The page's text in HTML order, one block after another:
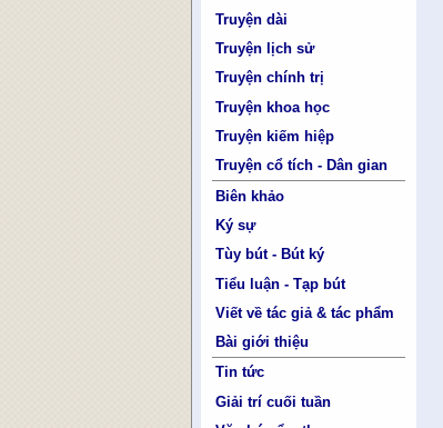
Truyện dài
Truyện lịch sử
Truyện chính trị
Truyện khoa học
Truyện kiếm hiệp
Truyện cổ tích - Dân gian
Biên khảo
Ký sự
Tùy bút - Bút ký
Tiểu luận - Tạp bút
Viết về tác giả & tác phẩm
Bài giới thiệu
Tin tức
Giải trí cuối tuần